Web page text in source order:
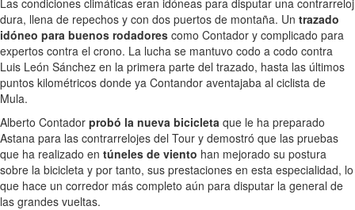
Las condiciones climáticas eran idóneas para disputar una contrarreloj
dura, llena de repechos y con dos puertos de montaña. Un trazado
idóneo para buenos rodadores como Contador y complicado para
expertos contra el crono. La lucha se mantuvo codo a codo contra
Luis León Sánchez en la primera parte del trazado, hasta las últimos
puntos kilométricos donde ya Contandor aventajaba al ciclista de
Mula.
Alberto Contador probó la nueva bicicleta que le ha preparado
Astana para las contrarrelojes del Tour y demostró que las pruebas
que ha realizado en túneles de viento han mejorado su postura
sobre la bicicleta y por tanto, sus prestaciones en esta especialidad, lo
que hace un corredor más completo aún para disputar la general de
las grandes vueltas.